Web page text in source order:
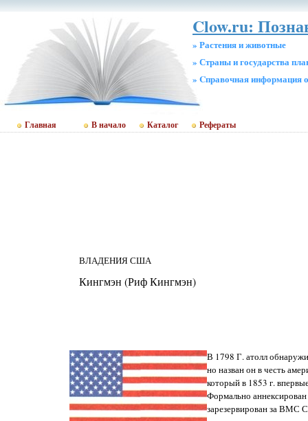
Clow.ru:
» Растения и животные
» Страны и государства
» Cправочная информация
Главная В начало Каталог Рефераты
ВЛАДЕНИЯ США
Кингмэн (Риф Кингмэн)
В 1798 Г. атолл
но назван он в честь
который в 1853 г.
Формально
зарезервирован за ВМС